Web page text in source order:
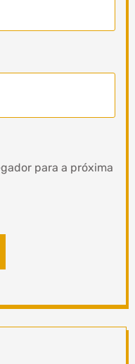
para a próxima